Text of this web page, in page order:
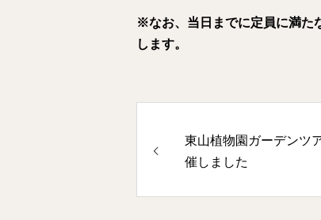
※なお、当日までに定員に満た
します。
東山植物園ガーデンツ
催しました